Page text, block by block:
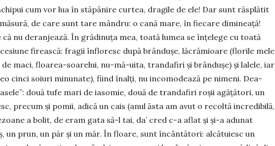
cum vor lua în stăpânire curtea, dragile de ele! Dar sunt răsplătit
de care sunt tare mândru: o cană mare, în fiecare dimineață!
nu deranjează. În grădinuța mea, toată lumea se înțelege cu toată
firească: fragii înfloresc după brândușe, lăcrămioare (florile mele
maci, floarea-soarelui, nu-mă-uita, trandafiri și brândușe) și lalele, iar
cinci soiuri minu­nate), fiind înalți, nu incomodează pe nimeni. Dea­
două tufe mari de iasomie, două de trandafiri roșii agățători, un
precum și pomii, adică un cais (anul ăsta am avut o recoltă incredibilă,
a bolit, de eram gata să-l tai, da’ cred c-a aflat și și-a adunat
un prun, un păr și un măr. În floare, sunt încântători: alcătuiesc un